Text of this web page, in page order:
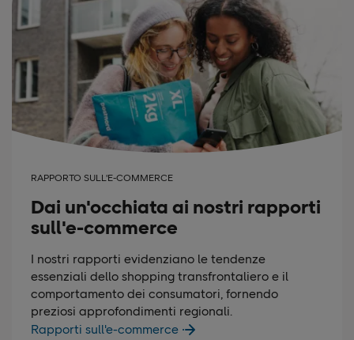
RAPPORTO SULL'E-COMMERCE
Dai un'occhiata ai nostri rapporti
sull'e-commerce
I nostri rapporti evidenziano le tendenze
essenziali dello shopping transfrontaliero e il
comportamento dei consumatori, fornendo
preziosi approfondimenti regionali.
Rapporti sull'e-commerce